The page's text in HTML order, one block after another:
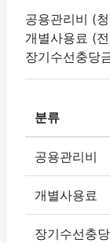
공용관리비 (
개별사용료 (
장기수선충당
분류
공용관리비
개별사용료
장기수선충당